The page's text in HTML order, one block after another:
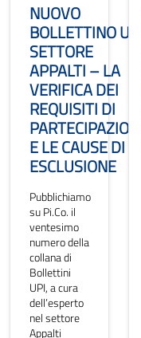
NUOVO
BOLLETTINO UPI
SETTORE
APPALTI – LA
VERIFICA DEI
REQUISITI DI
PARTECIPAZIONE
E LE CAUSE DI
ESCLUSIONE
Pubblichiamo
su Pi.Co. il
ventesimo
numero della
collana di
Bollettini
UPI, a cura
dell’esperto
nel settore
Appalti